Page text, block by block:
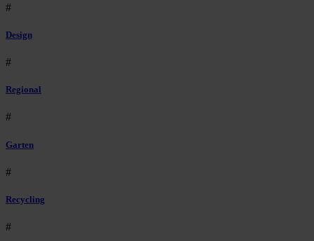
#
Design
#
Regional
#
Garten
#
Recycling
#